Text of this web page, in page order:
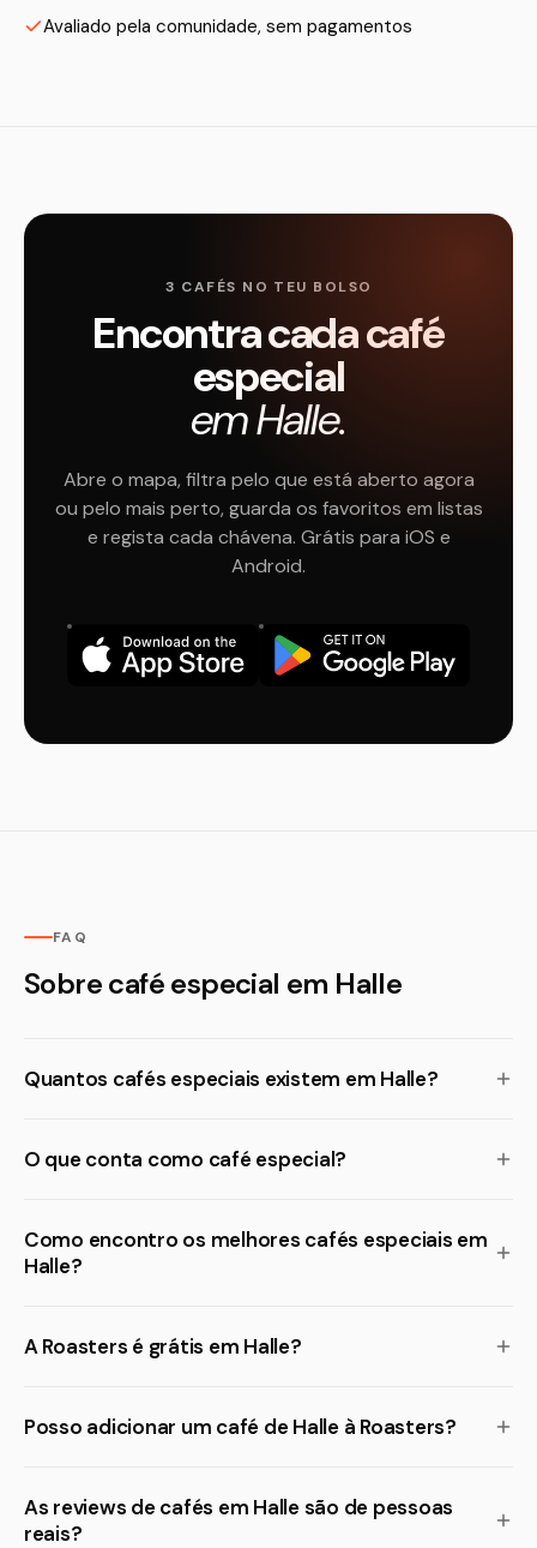
Avaliado pela comunidade, sem pagamentos
3 CAFÉS NO TEU BOLSO
Encontra cada café
especial
em Halle.
Abre o mapa, filtra pelo que está aberto agora
ou pelo mais perto, guarda os favoritos em listas
e regista cada chávena. Grátis para iOS e
Android.
FAQ
Sobre café especial em Halle
Quantos cafés especiais existem em Halle?
O que conta como café especial?
Como encontro os melhores cafés especiais em
Halle?
A Roasters é grátis em Halle?
Posso adicionar um café de Halle à Roasters?
As reviews de cafés em Halle são de pessoas
reais?